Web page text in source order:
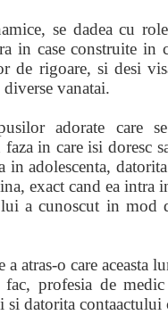
se dadea cu
in case construite in
de rigoare, si desi
vanatai.
adorate care
faza in care isidoresc
in adolescenta,
exact cand ea
a cunoscut in mod
a atras-o care aceasta
profesia de
si datorita contaactului